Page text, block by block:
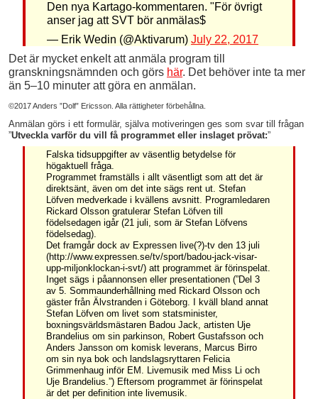
Den nya Kartago-kommentaren. "För övrigt
anser jag att SVT bör anmälas$
— Erik Wedin (@Aktivarum) July 22, 2017
Det är mycket enkelt att anmäla program till
granskningsnämnden och görs här. Det behöver inte ta mer
än 5–10 minuter att göra en anmälan.
©2017 Anders ”Dolf” Ericsson. Alla rättigheter förbehållna.
Anmälan görs i ett formulär, själva motiveringen ges som svar till frågan
”Utveckla varför du vill få programmet eller inslaget prövat:”
Falska tidsuppgifter av väsentlig betydelse för
högaktuell fråga.
Programmet framställs i allt väsentligt som att det är
direktsänt, även om det inte sägs rent ut. Stefan
Löfven medverkade i kvällens avsnitt. Programledaren
Rickard Olsson gratulerar Stefan Löfven till
födelsedagen igår (21 juli, som är Stefan Löfvens
födelsedag).
Det framgår dock av Expressen live(?)-tv den 13 juli
(http://www.expressen.se/tv/sport/badou-jack-visar-
upp-miljonklockan-i-svt/) att programmet är förinspelat.
Inget sägs i påannonsen eller presentationen (”Del 3
av 5. Sommaunderhållning med Rickard Olsson och
gäster från Älvstranden i Göteborg. I kväll bland annat
Stefan Löfven om livet som statsminister,
boxningsvärldsmästaren Badou Jack, artisten Uje
Brandelius om sin parkinson, Robert Gustafsson och
Anders Jansson om komisk leverans, Marcus Birro
om sin nya bok och landslagsryttaren Felicia
Grimmenhaug inför EM. Livemusik med Miss Li och
Uje Brandelius.”) Eftersom programmet är förinspelat
är det per definition inte livemusik.